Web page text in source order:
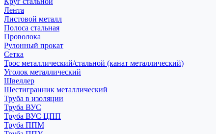
Лента
Листовой металл
Полоса стальная
Проволока
Рулонный прокат
Сетка
Трос металлический/стальной (канат металлический)
Уголок металлический
Швеллер
Шестигранник металлический
Труба в изоляции
Труба ВУС
Труба ВУС ЦПП
Труба ППМ